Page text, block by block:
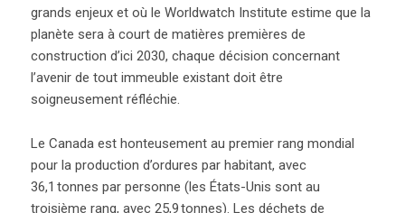
grands enjeux et où le Worldwatch Institute estime que la
planète sera à court de matières premières de
construction d’ici 2030, chaque décision concernant
l’avenir de tout immeuble existant doit être
soigneusement réfléchie.
Le Canada est honteusement au premier rang mondial
pour la production d’ordures par habitant, avec
36,1 tonnes par personne (les États-Unis sont au
troisième rang, avec 25,9 tonnes). Les déchets de